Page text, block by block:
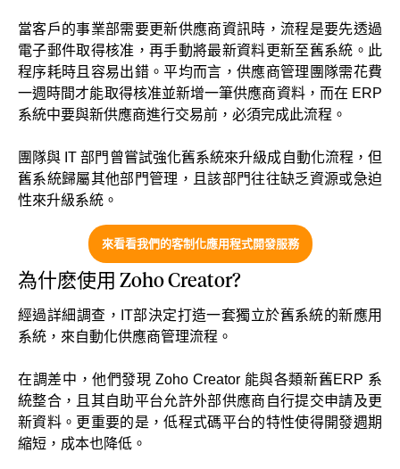
當客戶的事業部需要更新供應商資訊時，流程是要先透過
電子郵件取得核准，再手動將最新資料更新至舊系統。此
程序耗時且容易出錯。平均而言，供應商管理團隊需花費
一週時間才能取得核准並新增一筆供應商資料，而在 ERP
系統中要與新供應商進行交易前，必須完成此流程。
團隊與 IT 部門曾嘗試強化舊系統來升級成自動化流程，但
舊系統歸屬其他部門管理，且該部門往往缺乏資源或急迫
性來升級系統。
來看看我們的客制化應用程式開發服務
為什麽使用 Zoho Creator?
經過詳細調查，IT部決定打造一套獨立於舊系統的新應用
系統，來自動化供應商管理流程。
在調差中，他們發現 Zoho Creator 能與各類新舊ERP 系
統整合，且其自助平台允許外部供應商自行提交申請及更
新資料。更重要的是，低程式碼平台的特性使得開發週期
縮短，成本也降低。